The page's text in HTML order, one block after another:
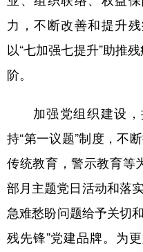
六盘水 毕节
地方频道
北京 天津
辽宁 吉林
浙江 安徽
山东 河南
力，不断改善和提升
以“七加强七提升”助推
阶。
加强党组织建设，
持“第一议题”制度，不
传统教育，警示教育等
部月主题党日活动和落
急难愁盼问题给予关切
残先锋”党建品牌。为